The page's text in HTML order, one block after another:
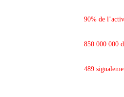
90% de
850 000 000
489